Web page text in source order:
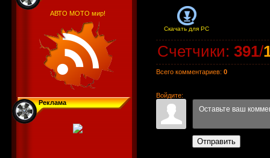
АВТО МОТО мир!
Реклама
Скачать для PC
Счетчики: 391/
Всего комментариев: 0
Войдите:
Отправить